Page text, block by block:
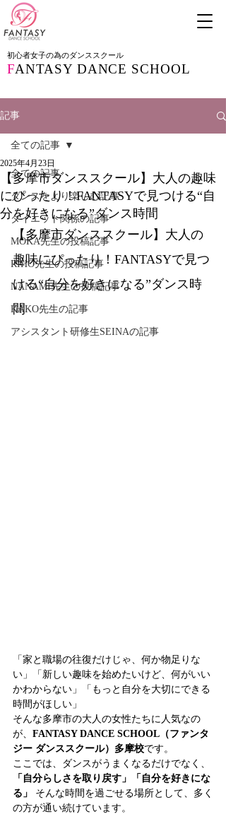
初心者女子の為のダンススクール
FANTASY DANCE SCHOOL
記事
全ての記事
ダンスをより楽しむ記事
ダイエット関係の記事
MOKA先生の投稿記事
RIHO先生の投稿記事
NANAMI先生の投稿記事
KAKO先生の記事
アシスタント研修生SEINAの記事
全ての記事
【多摩市ダンススクール】大人の趣味
にぴったり！FANTASYで見つける“自
分を好きになる”ダンス時間
2025年4月23日
【多摩市ダンススクール】大人の
趣味にぴったり！FANTASYで見つ
ける“自分を好きになる”ダンス時
間
「家と職場の往復だけじゃ、何か物足りな
い」「新しい趣味を始めたいけど、何がいい
かわからない」「もっと自分を大切にできる
時間がほしい」
そんな多摩市の大人の女性たちに人気なの
が、 FANTASY DANCE SCHOOL（ファンタ
ジー ダンススクール）多摩校です。
ここでは、ダンスがうまくなるだけでなく、
「自分らしさを取り戻す」「自分を好きにな
る」
そんな時間を過ごせる場所として、多く
の方が通い続けています。